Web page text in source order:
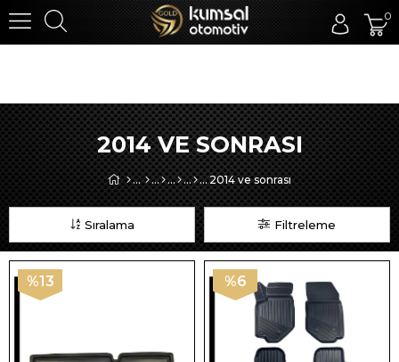
0
2014 VE SONRASI
2014 ve sonrası
Filtreleme
Sıralama
%13 %6